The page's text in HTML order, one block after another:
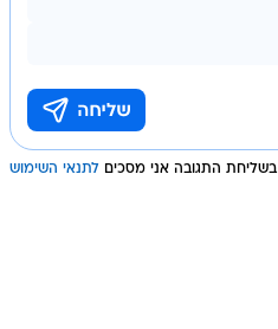
בשליחת התגובה אני מסכים לתנאי השימוש